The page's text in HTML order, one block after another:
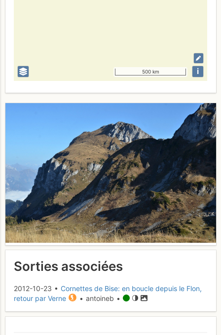
500 km i
Sorties associées
2012-10-23 • Cornettes de Bise: en boucle depuis le Flon,
retour par Verne
• antoineb •